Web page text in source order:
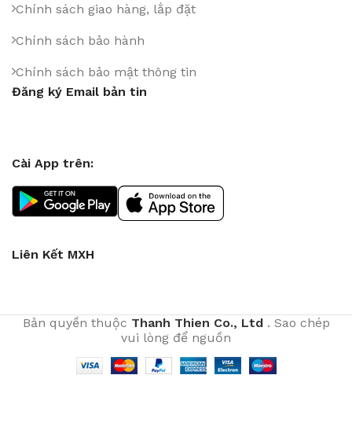
Chính sách giao hàng, lắp đặt
Chính sách bảo hành
Chính sách bảo mật thông tin
Đăng ký Email bản tin
Cài App trên:
Liên Kết MXH
Bản quyền thuộc Thanh Thien Co., Ltd. Sao chép
vui lòng để nguồn